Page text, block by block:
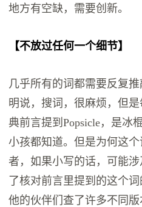
地方有空缺，需要创新。
【不放过任何一个细节】
几乎所有的词都需要反复
明说，搜词，很麻烦，但
典前言提到Popsicle，是冰
小孩都知道。但是为何这
者，如果小写的话，可能
了核对前言里提到的这个
他的伙伴们查了许多不同